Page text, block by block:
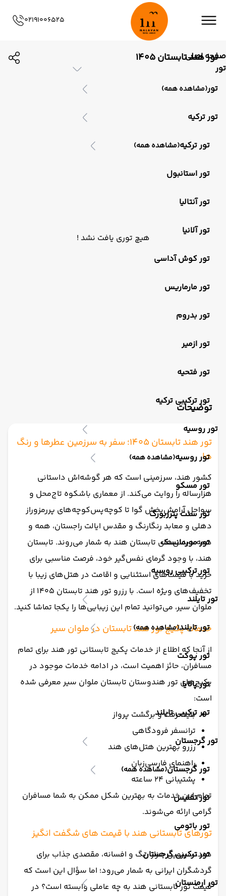
صفحه اصلی
تور
تور(مشاهده همه)
تور ترکیه
تور ترکیه(مشاهده همه)
تور استانبول
تور آنتالیا
تور آلانیا
تور کوش آداسی
تور مارماریس
تور بدروم
تور ازمیر
تور فتحیه
تور ترکیبی ترکیه
تور روسیه
تور روسیه(مشاهده همه)
تور مسکو
تور سنت پترزبورگ
تور مورمانسک
تور ترکیبی روسیه
تور تایلند
تور تایلند(مشاهده همه)
تور پوکت
تور پاتایا
تور ترکیبی تایلند
تور گرجستان
تور گرجستان(مشاهده همه)
تور تفلیس
تور باتومی
تور ترکیبی گرجستان
تور ارمنستان
02191006525
تور هند تابستان 1405
هیچ توری یافت نشد !
توضیحات
تور هند تابستان 1405؛ سفر به سرزمین عطرها و رنگ‌
ها
کشور هند، سرزمینی است که هر گوشه‌اش داستانی
هزارساله را روایت می‌کند. از معماری باشکوه تاج‌محل و
سواحل آرامش‌بخش گوا تا کوچه‌پس‌کوچه‌های پررمزوراز
دهلی و معابد رنگارنگ و مقدس ایالت راجستان، همه و
همه دیدنی‌های تابستان هند به شمار می‌روند. تابستان
هند، با وجود گرمای نفس‌گیر خود، فرصت مناسبی برای
خرید با قیمت‌های استثنایی و اقامت در هتل‌های زیبا با
تخفیف‌های ویژه است. با رزرو تور هند تابستان 1405 از
ملوان سیر، می‌توانید تمام این زیبایی‌ها را یکجا تماشا کنید.
خدمات پکیج تور هند تابستان در ملوان سیر
از آنجا که اطلاع از خدمات پکیج تابستانی تور هند برای تمام
مسافران، حائز اهمیت است، در ادامه خدمات موجود در
پکیج‌های تور هندوستان تابستان ملوان سیر معرفی شده
است:
بلیت رفت و برگشت پرواز
ترانسفر فرودگاهی
رزرو بهترین هتل‌های هند
راهنمای فارسی‌زبان
پشتیبانی 24 ساعته
تمام این خدمات به بهترین شکل ممکن به شما مسافران
گرامی ارائه می‌شوند.
تورهای تابستانی هند با قیمت های شگفت انگیز
هند، سرزمین هزار رنگ و افسانه، مقصدی جذاب برای
گردشگران ایرانی به شمار می‌رود؛ اما سؤال این است که
قیمت تور تابستانی هند به چه عاملی وابسته است؟ در